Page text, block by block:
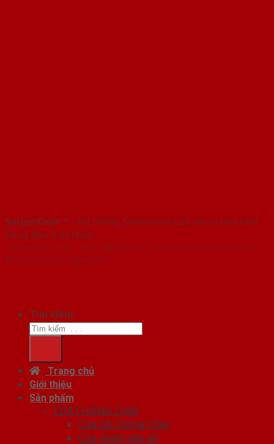
SaigonDoor™ - Hệ thống Showroom cửa nhựa nhà tắm
hàng đầu Việt Nam
Copyright ⓒ 2016 – 2026 SaigonDoor™ - www.cuanhuanhatam.com |
Đơn vị chủ quản SaigonDoor
Tìm kiếm:
Trang chủ
Giới thiệu
Sản phẩm
CỬA CHỐNG CHÁY
Cửa Gỗ Chống Cháy
Cửa nhôm vân gỗ